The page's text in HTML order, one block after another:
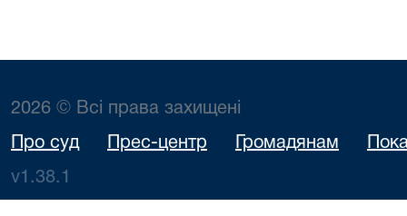
2026 © Всі права захищені
Про суд Прес-центр Громадянам
v1.38.1